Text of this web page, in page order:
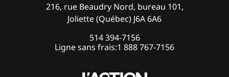
216, rue Beaudry Nord, bureau 101,
Joliette (Québec) J6A 6A6
514 394-7156
Ligne sans frais:1 888 767-7156